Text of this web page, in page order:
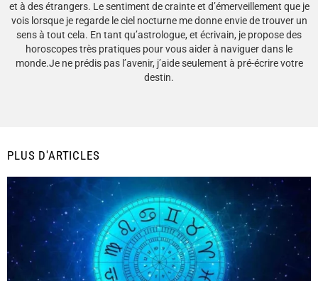
et à des étrangers. Le sentiment de crainte et d’émerveillement que je
vois lorsque je regarde le ciel nocturne me donne envie de trouver un
sens à tout cela. En tant qu’astrologue, et écrivain, je propose des
horoscopes très pratiques pour vous aider à naviguer dans le
monde.Je ne prédis pas l’avenir, j’aide seulement à pré-écrire votre
destin.
PLUS D'ARTICLES